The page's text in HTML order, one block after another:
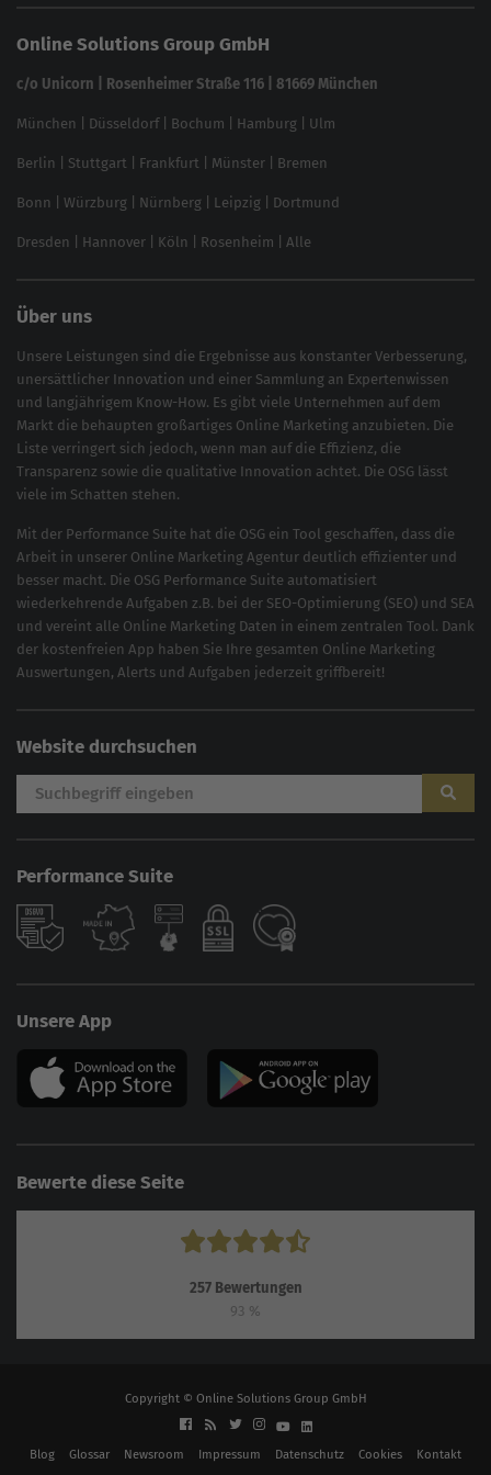
feed2content.ai
In ChatGPT gefunden werden
Linkbuilding 2025
Local SEO
SEO für Online Shops
Brand Monitoring 2025
Online Solutions Group GmbH
c/o Unicorn | Rosenheimer Straße 116 | 81669 München
München Düsseldorf| Bochum Hamburg Ulm
Berlin Stuttgart Frankfurt Münster Bremen
Bonn Würzburg Nürnberg Leipzig Dortmund
Dresden Hannover Köln Rosenheim Alle
Über uns
Unsere Leistungen sind die Ergebnisse aus konstanter Verbesserung,
unersättlicher Innovation und einer Sammlung an Expertenwissen
und langjährigem Know-How. Es gibt viele Unternehmen auf dem
Markt die behaupten großartiges Online Marketing anzubieten. Die
Liste verringert sich jedoch, wenn man auf die Effizienz, die
Transparenz sowie die qualitative Innovation achtet. Die OSG lässt
viele im Schatten stehen.
Mit der Performance Suite hat die OSG ein Tool geschaffen, dass die
Arbeit in unserer Online Marketing Agentur deutlich effizienter und
besser macht. Die OSG Performance Suite automatisiert
wiederkehrende Aufgaben z.B. bei der SEO-Optimierung (SEO) und SEA
und vereint alle Online Marketing Daten in einem zentralen Tool. Dank
der kostenfreien App haben Sie Ihre gesamten Online Marketing
Auswertungen, Alerts und Aufgaben jederzeit griffbereit!
Website durchsuchen
Performance Suite
Unsere App
Bewerte diese Seite
257Bewertungen
93 %
Copyright © Online Solutions Group GmbH
Blog Glossar Newsroom Impressum Datenschutz Cookies Kontakt